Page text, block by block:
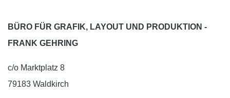
BÜRO FÜR GRAFIK, LAYOUT UND PRODUKTION -
FRANK GEHRING
c/o Marktplatz 8
79183 Waldkirch